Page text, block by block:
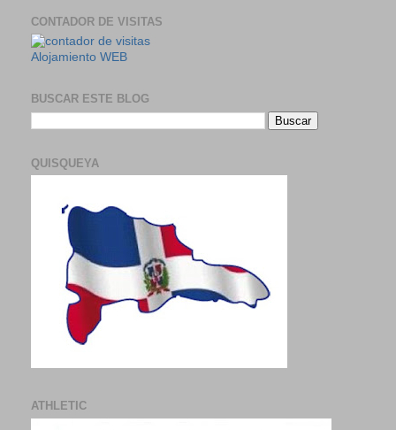
CONTADOR DE VISITAS
Alojamiento WEB
BUSCAR ESTE BLOG
QUISQUEYA
ATHLETIC